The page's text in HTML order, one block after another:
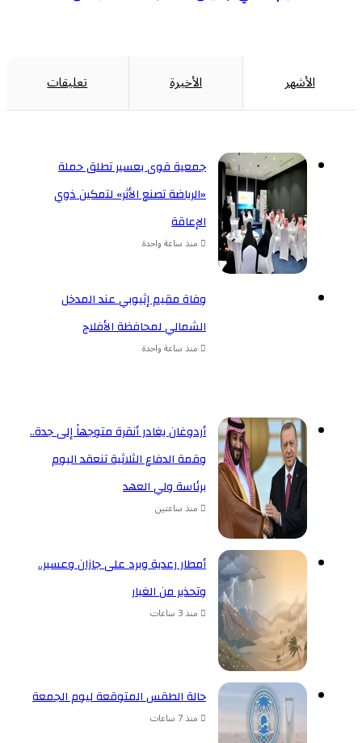
الأشهر الأخيرة تعليقات
جمعية قوى بعسير تطلق حملة
«الرياضة تصنع الأثر» لتمكين ذوي
الإعاقة
منذ ساعة واحدة
وفاة مقيم إثيوبي عند المدخل
الشمالي لمحافظة الأفلاج
منذ ساعة واحدة
أردوغان يغادر أنقرة متوجهاً إلى جدة..
وقمة الدفاع الثلاثية تنعقد اليوم
برئاسة ولي العهد
منذ ساعتين
أمطار رعدية وبرد على جازان وعسير..
وتحذير من الغبار
منذ 3 ساعات
حالة الطقس المتوقعة ليوم الجمعة
منذ 7 ساعات